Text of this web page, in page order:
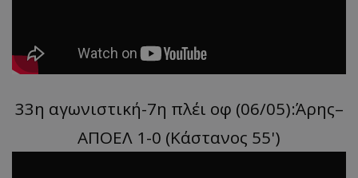
33η αγωνιστική-7η πλέι οφ (06/05):Άρης–
ΑΠΟΕΛ 1-0 (Κάστανος 55')